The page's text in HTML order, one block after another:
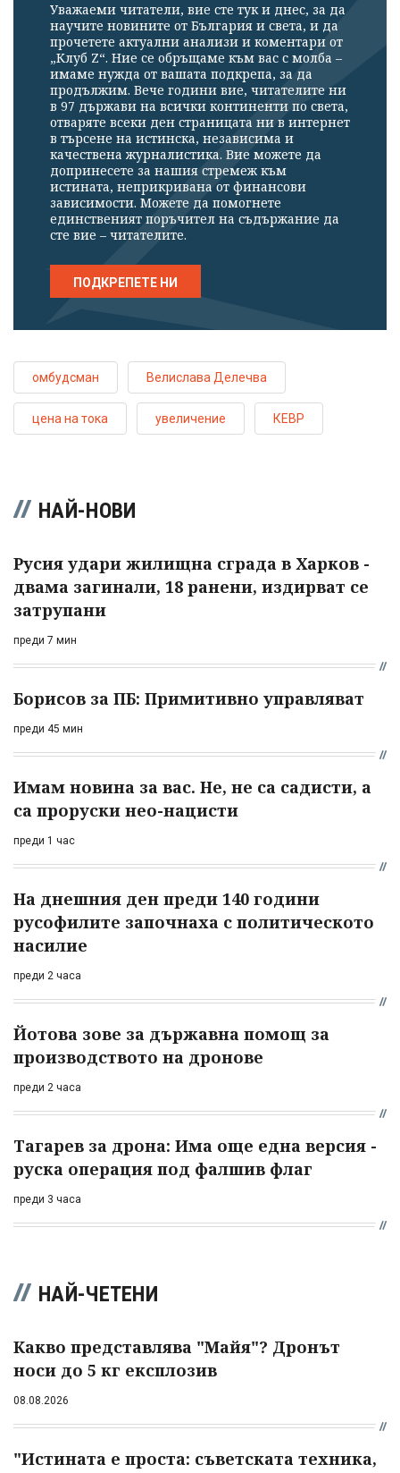
Уважаеми читатели, вие сте тук и днес, за да
научите новините от България и света, и да
прочетете актуални анализи и коментари от
„Клуб Z“. Ние се обръщаме към вас с молба –
имаме нужда от вашата подкрепа, за да
продължим. Вече години вие, читателите ни
в 97 държави на всички континенти по света,
отваряте всеки ден страницата ни в интернет
в търсене на истинска, независима и
качествена журналистика. Вие можете да
допринесете за нашия стремеж към
истината, неприкривана от финансови
зависимости. Можете да помогнете
единственият поръчител на съдържание да
сте вие – читателите.
ПОДКРЕПЕТЕ НИ
омбудсман Велислава Делечва
цена на тока увеличение КЕВР
НАЙ-НОВИ
Русия удари жилищна сграда в Харков -
двама загинали, 18 ранени, издирват се
затрупани
преди 7 мин
Борисов за ПБ: Примитивно управляват
преди 45 мин
Имам новина за вас. Не, не са садисти, а
са проруски нео-нацисти
преди 1 час
На днешния ден преди 140 години
русофилите започнаха с политическото
насилие
преди 2 часа
Йотова зове за държавна помощ за
производството на дронове
преди 2 часа
Тагарев за дрона: Има още една версия -
руска операция под фалшив флаг
преди 3 часа
НАЙ-ЧЕТЕНИ
Какво представлява "Майя"? Дронът
носи до 5 кг експлозив
08.08.2026
"Истината е проста: съветската техника,